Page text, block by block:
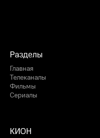
Разделы
Главная
Телеканалы
Фильмы
Сериалы
КИОН